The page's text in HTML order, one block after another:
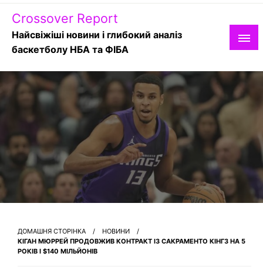
Skip
content
Crossover Report
Найсвіжіші новини і глибокий аналіз
баскетболу НБА та ФІБА
ДОМАШНЯ СТОРІНКА
НОВИНИ
КІГАН МЮРРЕЙ ПРОДОВЖИВ КОНТРАКТ ІЗ САКРАМЕНТО КІНГЗ НА 5
РОКІВ І $140 МІЛЬЙОНІВ